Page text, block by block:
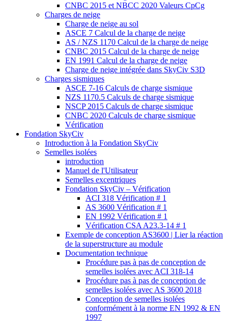
CNBC 2015 et NBCC 2020 Valeurs CpCg
Charges de neige
Charge de neige au sol
ASCE 7 Calcul de la charge de neige
AS / NZS 1170 Calcul de la charge de neige
CNBC 2015 Calcul de la charge de neige
EN 1991 Calcul de la charge de neige
Charge de neige intégrée dans SkyCiv S3D
Charges sismiques
ASCE 7-16 Calculs de charge sismique
NZS 1170.5 Calculs de charge sismique
NSCP 2015 Calculs de charge sismique
CNBC 2020 Calculs de charge sismique
Vérification
Fondation SkyCiv
Introduction à la Fondation SkyCiv
Semelles isolées
introduction
Manuel de l'Utilisateur
Semelles excentriques
Fondation SkyCiv – Vérification
ACI 318 Vérification # 1
AS 3600 Vérification # 1
EN 1992 Vérification # 1
Vérification CSA A23.3-14 # 1
Exemple de conception AS3600 | Lier la réaction
de la superstructure au module
Documentation technique
Procédure pas à pas de conception de
semelles isolées avec ACI 318-14
Procédure pas à pas de conception de
semelles isolées avec AS 3600 2018
Conception de semelles isolées
conformément à la norme EN 1992 & EN
1997